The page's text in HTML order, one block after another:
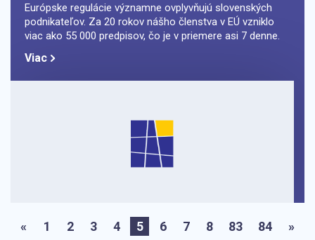
Európske regulácie významne ovplyvňujú slovenských
podnikateľov. Za 20 rokov nášho členstva v EÚ vzniklo
viac ako 55 000 predpisov, čo je v priemere asi 7 denne.
Viac
« 1 2 3 4 5 6 7 8 83 84 »